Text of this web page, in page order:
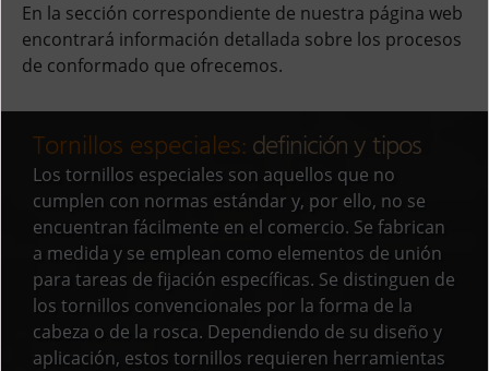
En la sección correspondiente de nuestra página web
encontrará información detallada sobre los procesos
de conformado que ofrecemos.
Tornillos especiales:definición y tipos
Los tornillos especiales son aquellos que no
cumplen con normas estándar y, por ello, no se
encuentran fácilmente en el comercio. Se fabrican
a medida y se emplean como elementos de unión
para tareas de fijación específicas. Se distinguen de
los tornillos convencionales por la forma de la
cabeza o de la rosca. Dependiendo de su diseño y
aplicación, estos tornillos requieren herramientas